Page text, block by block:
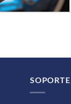
SOPORTE